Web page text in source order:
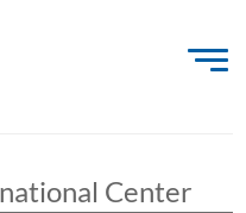
Center